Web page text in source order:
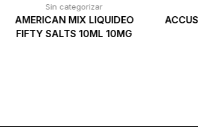
Sin categorizar
AMERICAN MIX LIQUIDEO
FIFTY SALTS 10ML 10MG